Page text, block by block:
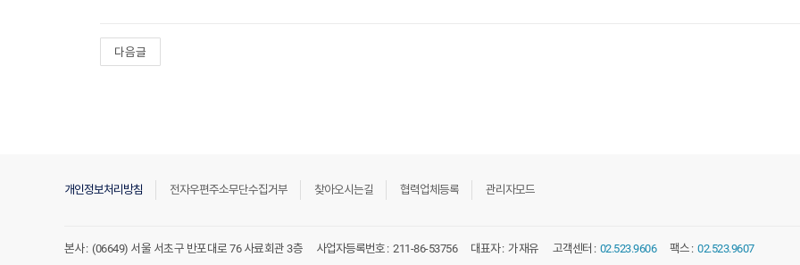
다음글
개인정보처리방침 전자우편주소무단수집거부 찾아오시는길 협력업체등록 관리자모드
본사 : (06649) 서울 서초구 반포대로 76 사료회관 3층 사업자등록번호 : 211-86-53756 대표자 : 가재유 고객센터 : 02.523.9606 팩스 : 02.523.9607